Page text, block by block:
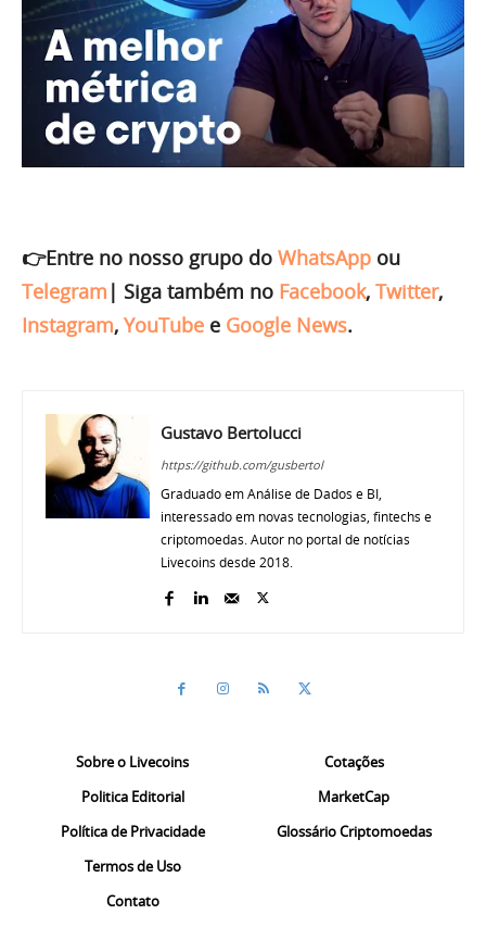
👉Entre no nosso grupo do WhatsApp ou
Telegram | Siga também no Facebook, Twitter,
Instagram, YouTube e Google News.
Gustavo Bertolucci
https://github.com/gusbertol
Graduado em Análise de Dados e BI,
interessado em novas tecnologias, fintechs e
criptomoedas. Autor no portal de notícias
Livecoins desde 2018.
Sobre o Livecoins
Politica Editorial
Política de Privacidade
Termos de Uso
Contato
Cotações
MarketCap
Glossário Criptomoedas